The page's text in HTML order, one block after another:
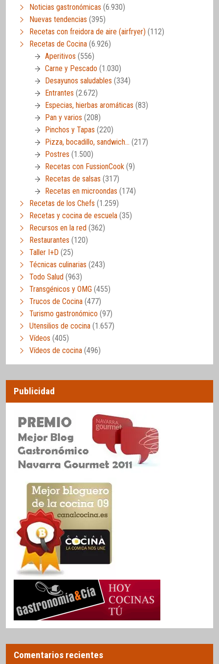
Noticias gastronómicas (6.930)
Nuevas tendencias (395)
Recetas con freidora de aire (airfryer) (112)
Recetas de Cocina (6.926)
Aperitivos (556)
Carne y Pescado (1.030)
Desayunos saludables (334)
Entrantes (2.672)
Especias, hierbas aromáticas (83)
Pan y varios (208)
Pinchos y Tapas (220)
Pizza, bocadillo, sandwich… (217)
Postres (1.500)
Recetas con FussionCook (9)
Recetas de salsas (317)
Recetas en microondas (174)
Recetas de los Chefs (1.259)
Recetas y cocina de escuela (35)
Recursos en la red (362)
Restaurantes (120)
Taller I+D (25)
Técnicas culinarias (243)
Todo Salud (963)
Transgénicos y OMG (455)
Trucos de Cocina (477)
Turismo gastronómico (97)
Utensilios de cocina (1.657)
Vídeos (405)
Vídeos de cocina (496)
Publicidad
Comentarios recientes